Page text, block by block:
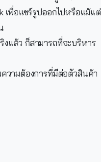
เพื่อแชร์รูปออกไปหรือแม้แต่
แล้ว ก็สามารถที่จะบริหาร
วามต้องการที่มีต่อตัวสินค้า